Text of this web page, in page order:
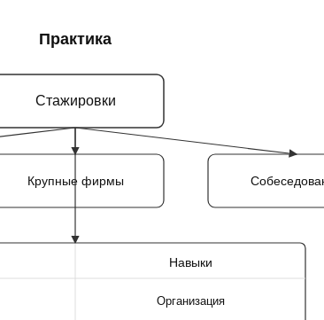
Практика
Стажировки
Крупные фирмы
Навыки
Организация